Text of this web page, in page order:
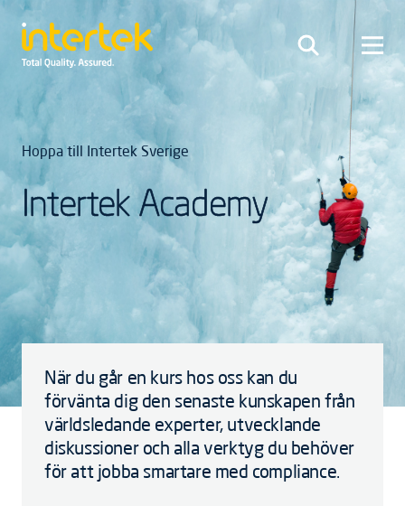
Hoppa till Intertek Sverige
Intertek Academy
När du går en kurs hos oss kan du
förvänta dig den senaste kunskapen från
världsledande experter, utvecklande
diskussioner och alla verktyg du behöver
för att jobba smartare med compliance.